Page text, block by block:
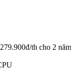
th cho 2